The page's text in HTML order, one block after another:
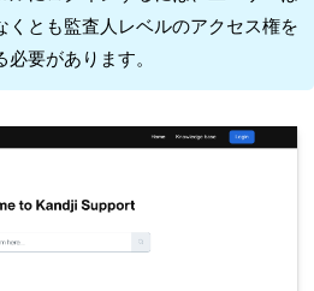
くとも監査人レベルのアクセス権を
必要があります。